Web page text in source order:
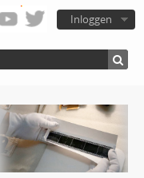
Inloggen